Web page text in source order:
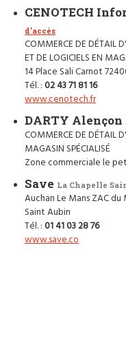
CENOTECH
d'accès
COMMERCE DE DÉTAIL
ET DE LOGICIELS EN
14 Place Sali Carnot
Tél. : 02 43 71 81 16
www.cenotech.fr
DARTY Alençon
COMMERCE DE DÉTAIL
MAGASIN SPÉCIALISÉ
Zone commerciale le
Save La Chapelle
Auchan Le Mans ZAC
Saint Aubin
Tél. : 01 41 03 28 76
www.save.co